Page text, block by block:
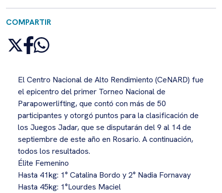
COMPARTIR
El Centro Nacional de Alto Rendimiento (CeNARD) fue
el epicentro del primer Torneo Nacional de
Parapowerlifting, que contó con más de 50
participantes y otorgó puntos para la clasificación de
los Juegos Jadar, que se disputarán del 9 al 14 de
septiembre de este año en Rosario. A continuación,
todos los resultados.
Élite Femenino
Hasta 41kg: 1° Catalina Bordo y 2° Nadia Fornavay
Hasta 45kg: 1°Lourdes Maciel